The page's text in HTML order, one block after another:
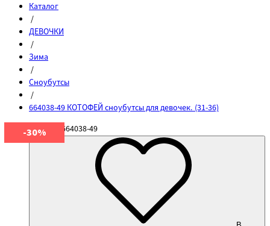
Каталог
/
ДЕВОЧКИ
/
Зима
/
Сноубутсы
/
664038-49 КОТОФЕЙ сноубутсы для девочек. (31-36)
Артикул
664038-49
-30%